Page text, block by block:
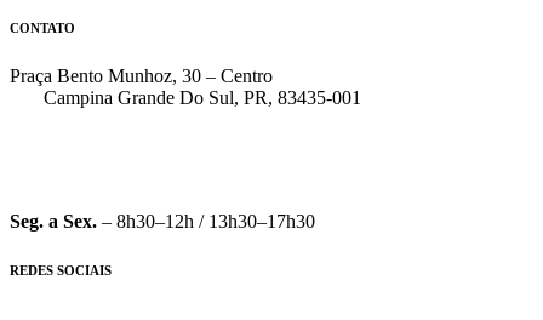
CONTATO
Praça Bento Munhoz, 30 – Centro
Campina Grande Do Sul, PR, 83435-001
Seg. a Sex. – 8h30–12h / 13h30–17h30
REDES SOCIAIS